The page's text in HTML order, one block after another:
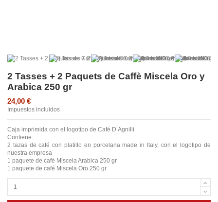
2 Tasses + 2 Paquets de Caffè Miscela Oro y
Arabica 250 gr
24,00 €
Impuestos incluidos
Caja imprimida con el logotipo de Café D’Agnilli
Contiene:
2 tazas de café con platillo en porcelana made in Italy, con el logotipo de
nuestra empresa
1 paquete de café Miscela Arabica 250 gr
1 paquete de café Miscela Oro 250 gr